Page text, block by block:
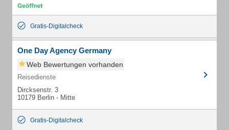
Gratis-Digitalcheck
One Day Agency Germany
Web Bewertungen vorhanden
Reisedienste
Dircksenstr. 3
10179 Berlin - Mitte
Gratis-Digitalcheck